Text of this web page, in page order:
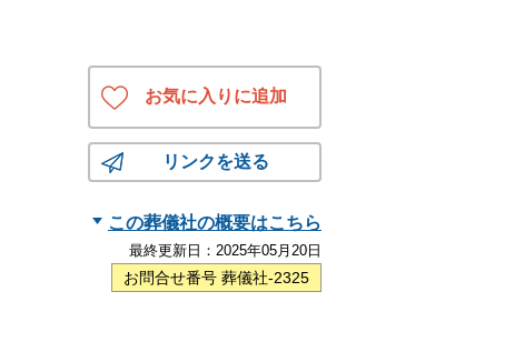
お気に入りに追加
リンクを送る
この葬儀社の概要はこちら
最終更新日： 2025年05月20日
お問合せ番号 葬儀社-2325